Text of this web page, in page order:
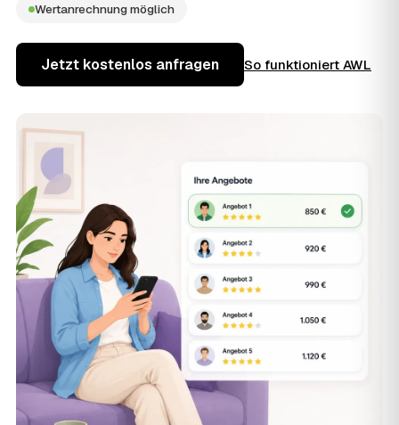
Wertanrechnung möglich
Jetzt kostenlos anfragen So funktioniert AWL